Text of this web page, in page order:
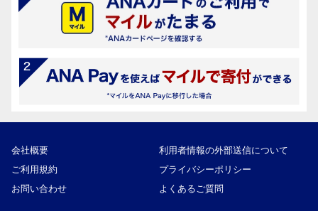
会社概要
利用者情報の外部送信について
ご利用規約
プライバシーポリシー
お問い合わせ
よくあるご質問